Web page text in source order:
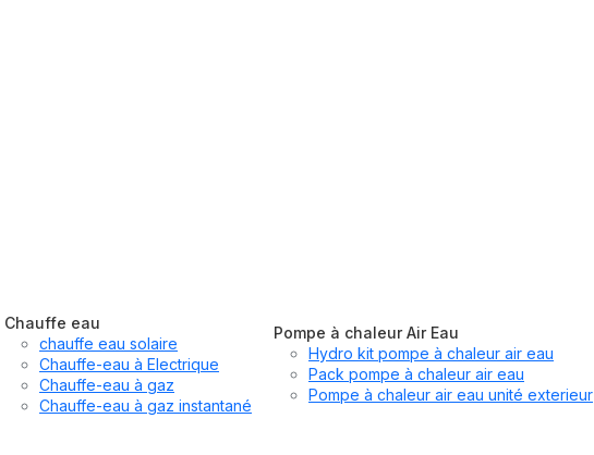
Chauffe eau
chauffe eau solaire
Chauffe-eau à Electrique
Chauffe-eau à gaz
Chauffe-eau à gaz instantané
Pompe à chaleur Air Eau
Hydro kit pompe à chaleur air eau
Pack pompe à chaleur air eau
Pompe à chaleur air eau unité exterieur